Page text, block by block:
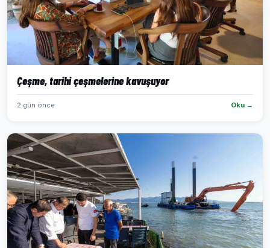
Çeşme, tarihi çeşmelerine kavuşuyor
2 gün önce Oku →